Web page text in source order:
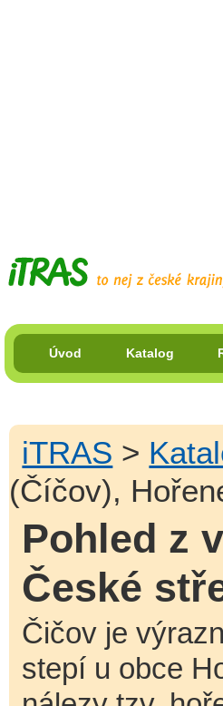
Úvod Katalog
iTRAS >
(Číčov),
Pohled z
České
Čičov je
stepí u obce